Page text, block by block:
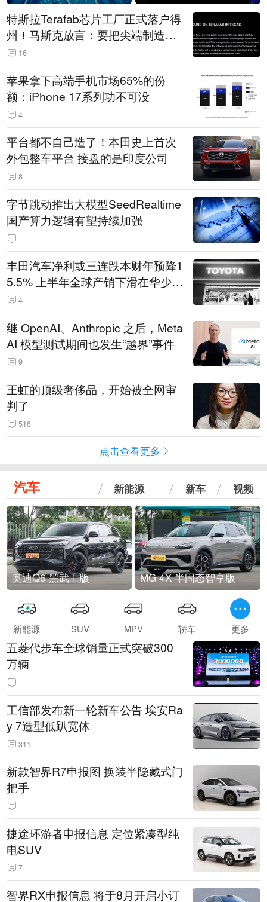
特斯拉Terafab芯片工厂正式落户得
州！马斯克放言：要把尖端制造带
回美国
16
苹果拿下高端手机市场65%的份
额：iPhone 17系列功不可没
4
平台都不自己造了！本田史上首次
外包整车平台 接盘的是印度公司
8
字节跳动推出大模型SeedRealtime
国产算力逻辑有望持续加强
丰田汽车净利或三连跌本财年预降1
5.5% 上半年全球产销下滑在华少卖
14.3万辆
4
继 OpenAI、Anthropic 之后，Meta
AI 模型测试期间也发生“越界”事件
9
王虹的顶级奢侈品，开始被全网审
判了
516
点击查看更多
汽车 新能源 新车 视频
奥迪Q6 黑武士版 MG 4X 半固态智享版
新能源 SUV MPV 轿车 更多
五菱代步车全球销量正式突破300
万辆
工信部发布新一轮新车公告 埃安Ra
y 7造型低趴宽体
311
新款智界R7申报图 换装半隐藏式门
把手
捷途环游者申报信息 定位紧凑型纯
电SUV
7
智界RX申报信息 将于8月开启小订